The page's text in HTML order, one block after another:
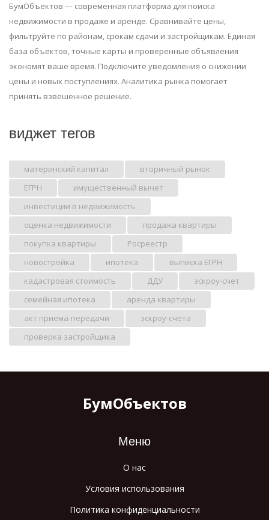
БумОбъектов — современная платформа для поиска
недвижимости в продаже и аренде. Сравнивайте цены,
фильтруйте по районам, срокам сдачи и застройщикам. Единая
база объектов, точные карты и проверенные объявления
экономят ваше время. Подключите уведомления о снижении
цены и новых поступлениях. Аналитика рынка помогает
принять взвешенное решение.
виджет тегов
материнский капитал
вторичный рынок
ЕГРН
имущественный вычет
инвестиции в недвижимость
оценка недвижимости
продажа квартиры
покупка квартиры
Росреестр
новостройка
ипотека
выписка ЕГРН
кадастровая стоимость
ДДУ
эскроу-счет
семейная ипотека
аренда квартиры
акт приема-передачи
эскроу-счета
проверка застройщика
БумОбъектов
Меню
О нас
Условия использования
Политика конфиденциальности